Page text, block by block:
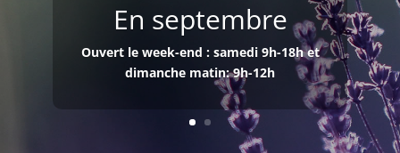
En septembre
Ouvert le week-end : samedi 9h-18h et
dimanche matin: 9h-12h